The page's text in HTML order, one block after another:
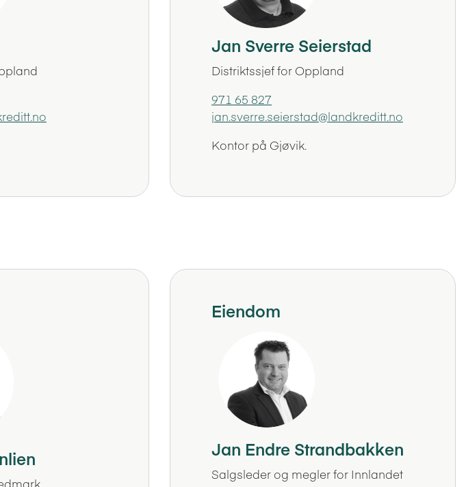
Jan Sverre Seierstad
Distriktssjef for Oppland
971 65 827
jan.sverre.seierstad@landkreditt.no
Kontor på Gjøvik.
Eiendom
Jan Endre Strandbakken
Salgsleder og megler for Innlandet